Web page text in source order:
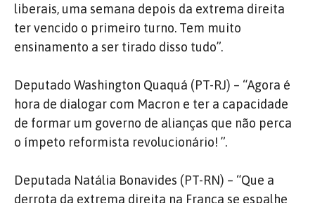
liberais, uma semana depois da extrema direita
ter vencido o primeiro turno. Tem muito
ensinamento a ser tirado disso tudo”.
Deputado Washington Quaquá (PT-RJ) – “Agora é
hora de dialogar com Macron e ter a capacidade
de formar um governo de alianças que não perca
o ímpeto reformista revolucionário! ”.
Deputada Natália Bonavides (PT-RN) – “Que a
derrota da extrema direita na França se espalhe